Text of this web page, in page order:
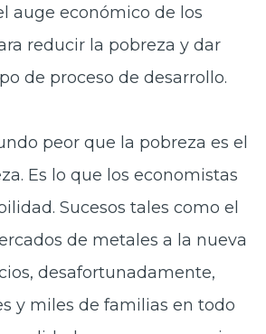
auge económico de los
reducir la pobreza y dar
de proceso de desarrollo.
peor que la pobreza es el
Es lo que los economistas
Sucesos tales como el
de metales a la nueva
desafortunadamente,
y miles de familias en todo